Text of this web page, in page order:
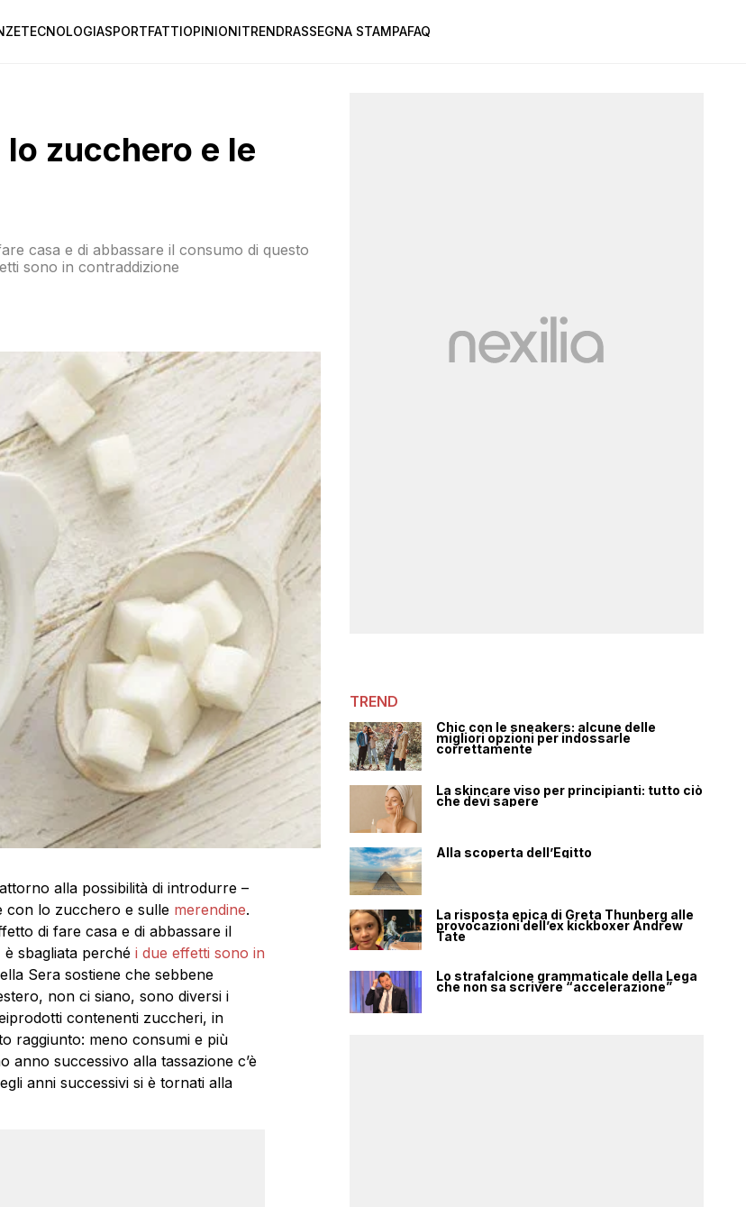
TECNOLOGIASPORTFATTIOPINIONITRENDRASSEGNA STAMPAFAQ
zucchero e le
casa e di abbassare il consumo di questo
sono in contraddizione
alla possibilità di introdurre –
con lo zucchero e sulle merendine.
di fare casa e di abbassare il
sbagliata perché i due effetti sono in
Sera sostiene che sebbene
non ci siano, sono diversi i
contenenti zuccheri, in
raggiunto: meno consumi e più
anno successivo alla tassazione c’è
anni successivi si è tornati alla
TREND
Chic con le sneakers: alcune delle
migliori opzioni per indossarle
correttamente
La skincare viso per principianti: tutto ciò
che devi sapere
Alla scoperta dell’Egitto
La risposta epica di Greta Thunberg alle
provocazioni dell’ex kickboxer Andrew
Tate
Lo strafalcione grammaticale della Lega
che non sa scrivere “accelerazione”